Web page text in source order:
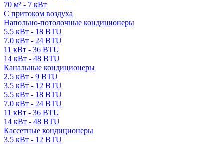
70 м² - 7 кВт
С притоком воздуха
Напольно-потолочные кондиционеры
5.5 кВт - 18 BTU
7.0 кВт - 24 BTU
11 кВт - 36 BTU
14 кВт - 48 BTU
Канальные кондиционеры
2,5 кВт - 9 BTU
3.5 кВт - 12 BTU
5.5 кВт - 18 BTU
7.0 кВт - 24 BTU
11 кВт - 36 BTU
14 кВт - 48 BTU
Кассетные кондиционеры
3.5 кВт - 12 BTU